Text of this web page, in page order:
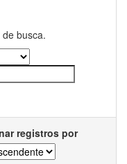
busca.
registros por